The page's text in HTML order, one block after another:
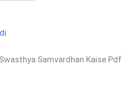
Swasthya Samvardhan Kaise Pdf